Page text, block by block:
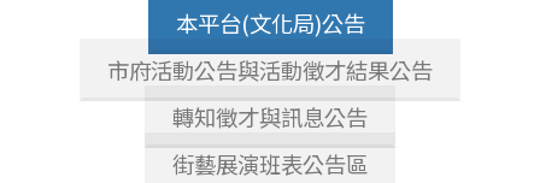
本平台(文化局)公告
市府活動公告與活動徵才結果公告
轉知徵才與訊息公告
街藝展演班表公告區